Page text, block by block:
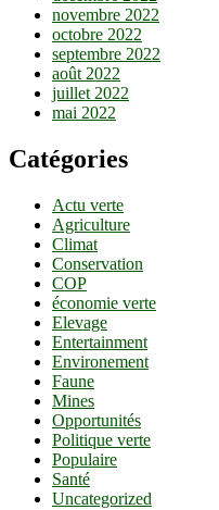
novembre 2022
octobre 2022
septembre 2022
août 2022
juillet 2022
mai 2022
Catégories
Actu verte
Agriculture
Climat
Conservation
COP
économie verte
Elevage
Entertainment
Environement
Faune
Mines
Opportunités
Politique verte
Populaire
Santé
Uncategorized